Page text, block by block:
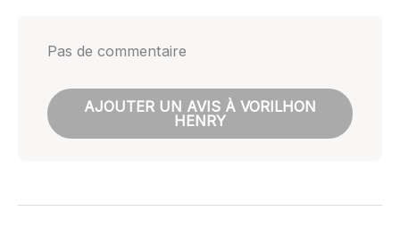
Pas de commentaire
AJOUTER UN AVIS À VORILHON
HENRY